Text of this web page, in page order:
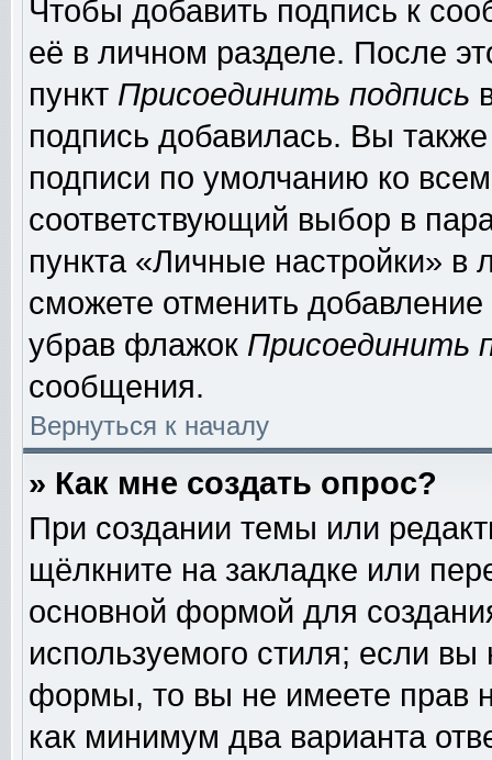
Чтобы добавить подпись к
её в личном разделе. После
пункт Присоединить подпись
подпись добавилась. Вы
подписи по умолчанию ко
соответствующий выбор в
пункта «Личные настройки»
сможете отменить
убрав флажок Присоединить
сообщения.
Вернуться к началу
» Как мне создать опрос?
При создании темы или
щёлкните на закладке или
основной формой для
используемого стиля; если вы
формы, то вы не имеете прав
как минимум два варианта